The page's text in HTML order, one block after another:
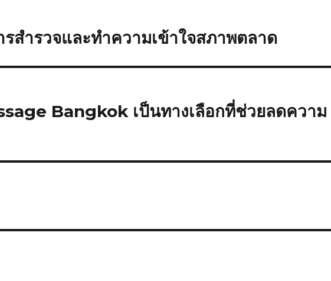
สำรวจและทำความเข้าใจสภาพตลาด
Bangkok เป็นทางเลือกที่ช่วยลดความ